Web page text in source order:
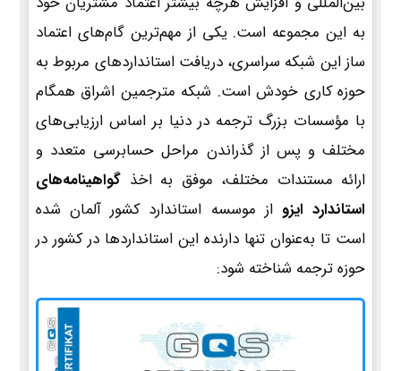
به این مجموعه است. یکی از مهم‌ترین گام‌های اعتماد
ساز این شبکه سراسری، دریافت استانداردهای مربوط به
حوزه کاری خودش است. شبکه مترجمین اشراق همگام
با مؤسسات بزرگ ترجمه در دنیا بر اساس ارزیابی‌های
مختلف و پس از گذراندن مراحل حسابرسی متعدد و
ارائه مستندات مختلف، موفق به اخذ گواهینامه‌های
استاندارد ایزو از موسسه استاندارد کشور آلمان شده
است تا به‌عنوان تنها دارنده این استانداردها در کشور در
حوزه ترجمه شناخته شود: